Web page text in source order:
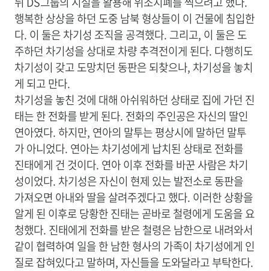
행복한 상상을 하던 도중남북 형상들이 이 건물에 침입한
다. 이 둘은 차기성 조직을 공격했다. 그리고, 이 둘은 도
주하던 차기성을 상대로 차량 추격전이게 된다. 다행히도
차기성이 갖고 도망치던 동판은 되찾으나, 차기성을 놓치
게 되고 만다.
차기성을 놓친 것에 대해 아쉬워하던 상태로 집에 가던 진
태는 한 전화를 받게 된다. 전화의 주인공은 자신의 딸인
연아였다. 하지만, 연아의 말투는 평상시에 말하던 말투
가 아니었다. 연아는 차기성에게 납치된 상태로 전화를
진태에게 건 것이다. 연아 이후 전화를 바꾼 사람은 차기
성이었다. 차기성은 자신이 현제 있는 발전소로 동판을
가져오면 아내와 딸을 살려주겠다고 했다. 이러한 상황을
알게 된 이후로 당황한 진태는 곧바로 철령에게 도움을 요
청했다. 진태에게 전화를 받은 철령은 남한으로 내려와서
같이 협력하여 일을 한 남한 형사의 가족이 차기성에게 인
질로 잡혀있다고 말하며, 자신들을 도와달라고 부탁한다.